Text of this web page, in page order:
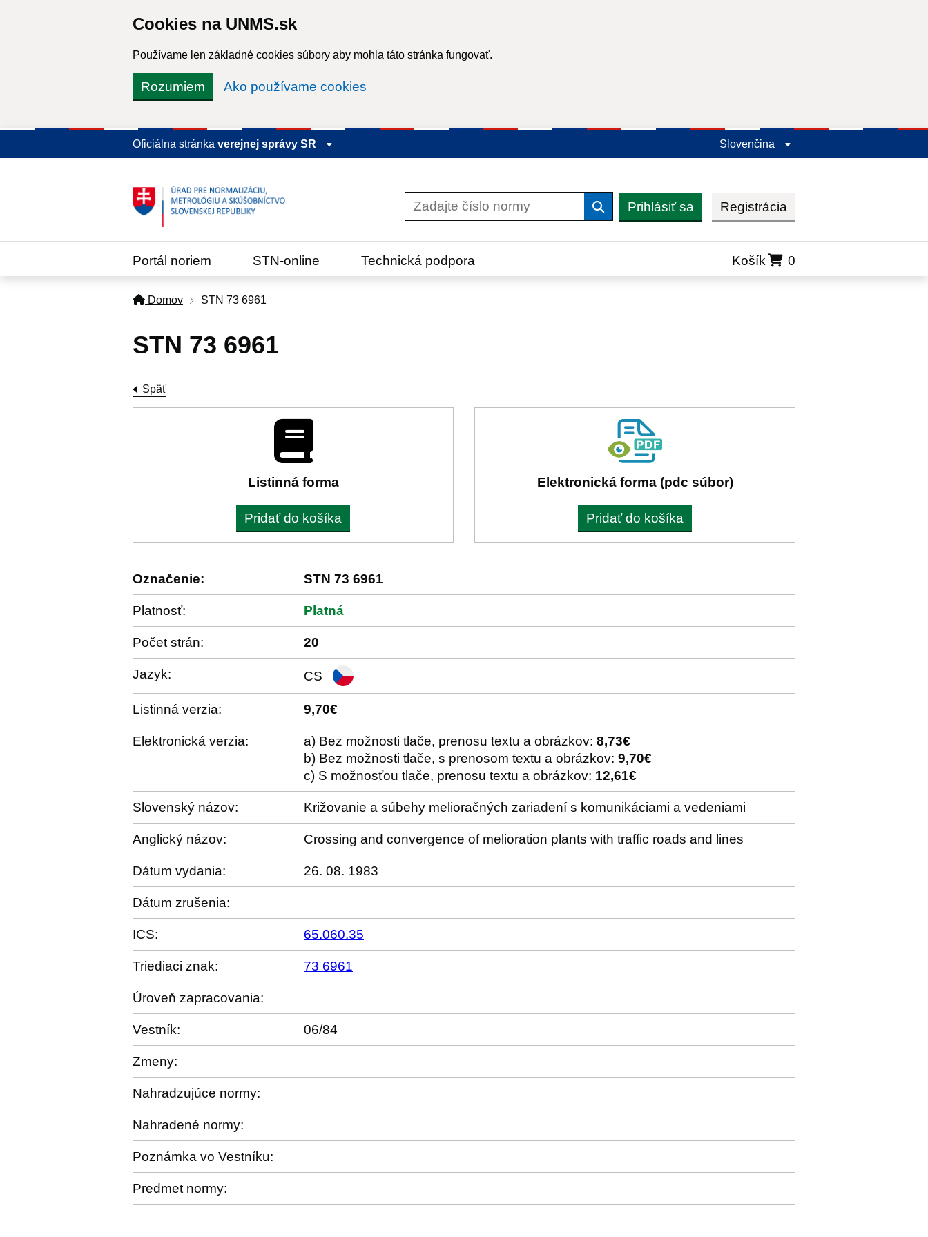
Cookies na UNMS.sk
Používame len základné cookies súbory aby mohla táto stránka fungovať.
Rozumiem Ako používame cookies
Oficiálna stránka verejnej správy SR Slovenčina
VyhľadaťPrihlásiť sa Registrácia
Portál noriem STN-online Technická podpora Košík 0
Domov STN 73 6961
STN 73 6961
Späť
Listinná forma
Pridať do košíka
Elektronická forma (pdc súbor)
Pridať do košíka
Označenie: STN 73 6961
Platnosť: Platná
Počet strán: 20
Jazyk: CS
Listinná verzia: 9,70€
Elektronická verzia: a) Bez možnosti tlače, prenosu textu a obrázkov: 8,73€
b) Bez možnosti tlače, s prenosom textu a obrázkov: 9,70€
c) S možnosťou tlače, prenosu textu a obrázkov: 12,61€
Slovenský názov: Križovanie a súbehy melioračných zariadení s komunikáciami a vedeniami
Anglický názov: Crossing and convergence of melioration plants with traffic roads and lines
Dátum vydania: 26. 08. 1983
Dátum zrušenia:
ICS: 65.060.35
Triediaci znak: 73 6961
Úroveň zapracovania:
Vestník: 06/84
Zmeny:
Nahradzujúce normy:
Nahradené normy:
Poznámka vo Vestníku:
Predmet normy: